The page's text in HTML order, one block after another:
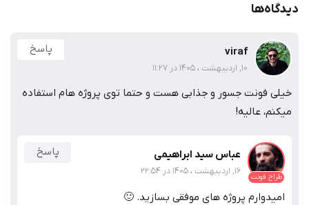
دیدگاه‌ها
viraf
10, اردیبهشت ، 1405 در 11:27
پاسخ
خیلی فونت جسور و جذابی هست و حتما توی پروژه هام استفاده
میکنم، عالیه!
طراح فونت
عباس سید ابراهیمی
16, اردیبهشت ، 1405 در 22:54
پاسخ
امیدوارم پروژه های موفقی بسازید. 🙂